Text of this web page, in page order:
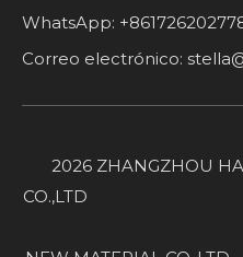
WhatsApp:
Correo electrónico:
2026 ZHANGZHOU